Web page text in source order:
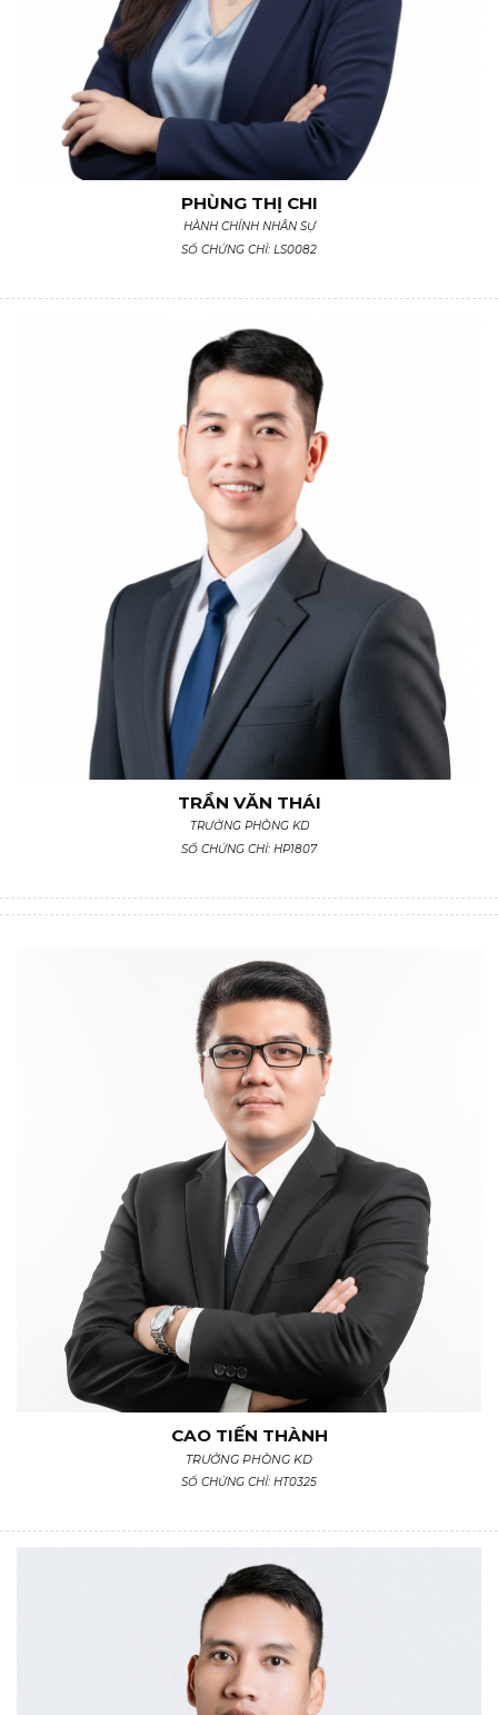
PHÙNG THỊ CHI
HÀNH CHÍNH NHÂN SỰ
SỐ CHỨNG CHỈ: LS0082
TRẦN VĂN THÁI
TRƯỞNG PHÒNG KD
SỐ CHỨNG CHỈ: HP1807
CAO TIẾN THÀNH
TRƯỞNG PHÒNG KD
SỐ CHỨNG CHỈ: HT0325